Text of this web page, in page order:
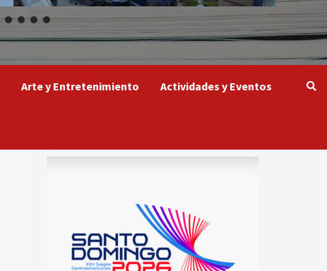
Arte y Entretenimiento Actividades y Eventos